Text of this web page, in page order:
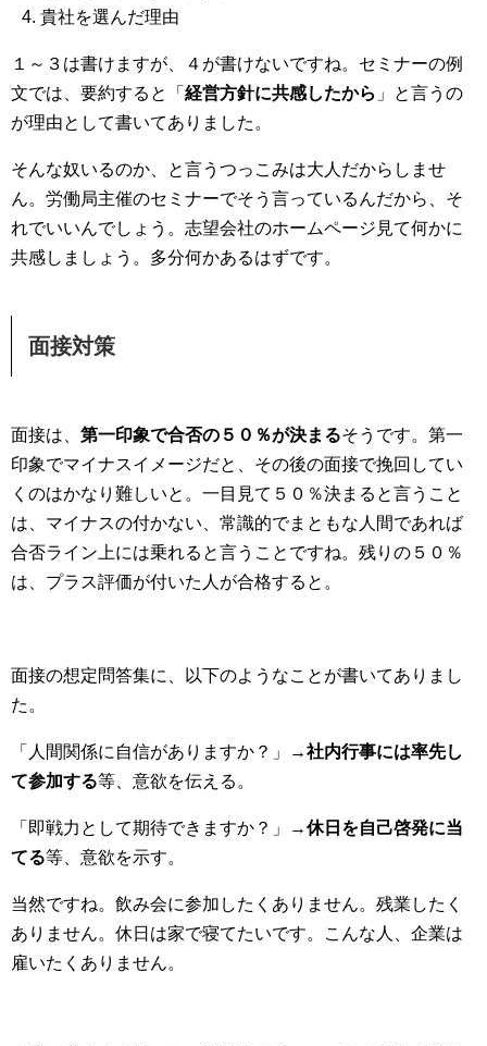
貴社を選んだ理由
１～３は書けますが、４が書けないですね。セミナーの例
文では、要約すると「 経営方針に共感したから 」と言うの
が理由として書いてありました。
そんな奴いるのか、と言うつっこみは大人だからしませ
ん。労働局主催のセミナーでそう言っているんだから、そ
れでいいんでしょう。志望会社のホームページ見て何かに
共感しましょう。多分何かあるはずです。
面接対策
面接は、 第一印象で合否の５０％が決まるそうです。第一
印象でマイナスイメージだと、その後の面接で挽回してい
くのはかなり難しいと。一目見て５０％決まると言うこと
は、マイナスの付かない、常識的でまともな人間であれば
合否ライン上には乗れると言うことですね。残りの５０％
は、プラス評価が付いた人が合格すると。
面接の想定問答集に、以下のようなことが書いてありまし
た。
「人間関係に自信がありますか？」→社内行事には率先し
て参加する等、意欲を伝える。
「即戦力として期待できますか？」→休日を自己啓発に当
てる等、意欲を示す。
当然ですね。飲み会に参加したくありません。残業したく
ありません。休日は家で寝てたいです。こんな人、企業は
雇いたくありません。